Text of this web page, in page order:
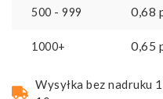
500 - 999 0,68
1000+ 0,65
Wysyłka bez nadruku